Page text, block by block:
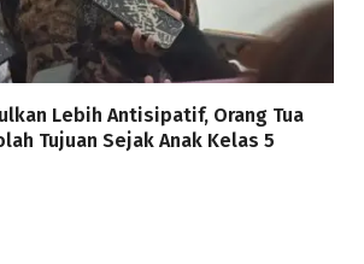
Lebih Antisipatif, Orang Tua
Tujuan Sejak Anak Kelas 5